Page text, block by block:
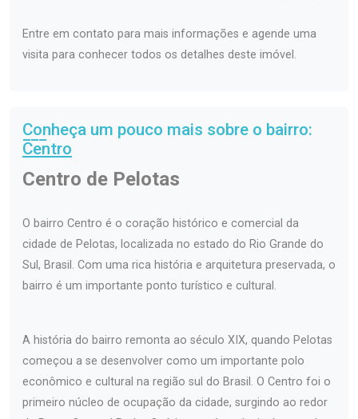
Entre em contato para mais informações e agende uma
visita para conhecer todos os detalhes deste imóvel.
Conheça um pouco mais sobre o bairro:
Centro
Centro de Pelotas
O bairro Centro é o coração histórico e comercial da
cidade de Pelotas, localizada no estado do Rio Grande do
Sul, Brasil. Com uma rica história e arquitetura preservada, o
bairro é um importante ponto turístico e cultural.
A história do bairro remonta ao século XIX, quando Pelotas
começou a se desenvolver como um importante polo
econômico e cultural na região sul do Brasil. O Centro foi o
primeiro núcleo de ocupação da cidade, surgindo ao redor